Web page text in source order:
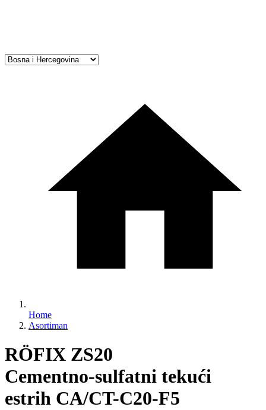
Home
Asortiman
RÖFIX ZS20
Cementno-sulfatni tekući
estrih CA/CT-C20-F5